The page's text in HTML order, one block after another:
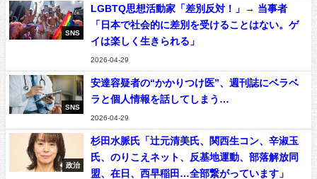
SNS
LGBTQ思想活動家「差別反対！」→ 当事者
「日本で社会的に差別を受けることはない。ゲ
イは楽しく生きられる」
2026-04-29
SNS
安達容疑者の“かかりつけ医”、週刊誌にベラベ
ラと個人情報を話してしまう…
2026-04-29
政治
杉田水脈氏「辻元清美氏、関西生コン、辛淑玉
氏、のりこえネット、反基地運動、部落解放同
盟、在日、西早稲田…全部繋がっています」